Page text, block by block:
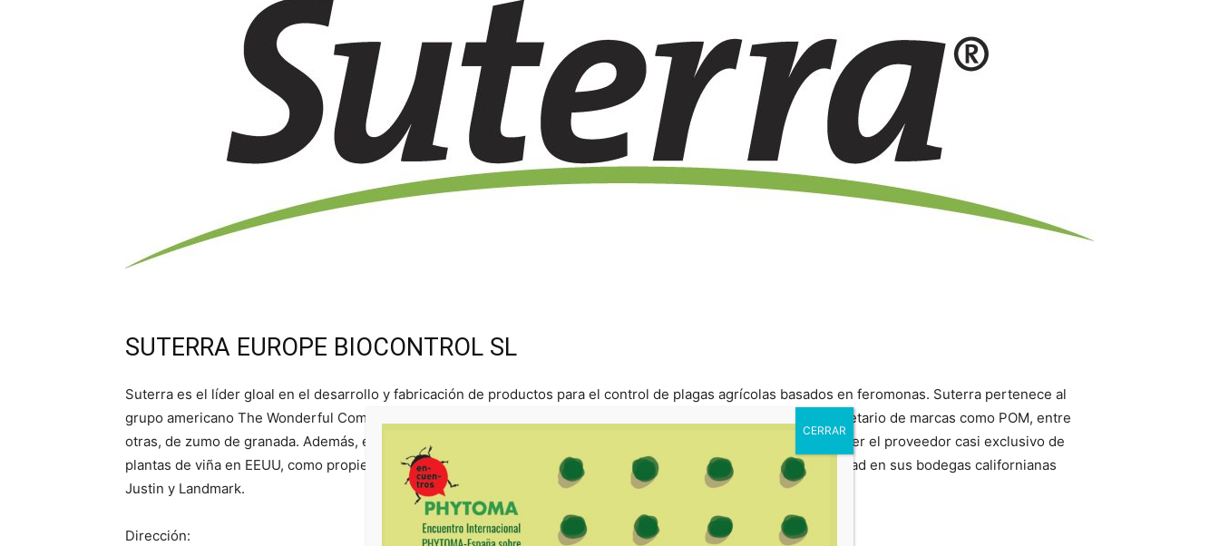
SUTERRA EUROPE BIOCONTROL SL
Suterra es el líder gloal en el desarrollo y fabricación de productos para el control de plagas agrícolas basados en feromonas. Suterra pertenece al
grupo americano The Wonderful Company, el mayor productor de cítricos y pistachos de Estados Unidos, y propietario de marcas como POM, entre
otras, de zumo de granada. Además, está profundamente implicado en el sector vitivinícola estadounidense por ser el proveedor casi exclusivo de
plantas de viña en EEUU, como propietario de Vintage Nurseries, y también como productor de vinos de alta calidad en sus bodegas californianas
Justin y Landmark.
Dirección: